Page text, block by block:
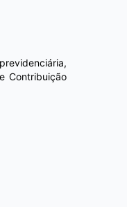
Contribuição